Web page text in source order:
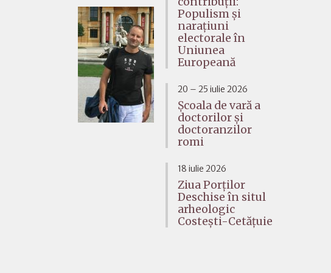
Populism și
narațiuni
electorale în
Uniunea
Europeană
20 – 25 iulie 2026
Școala de vară a
doctorilor și
doctoranzilor
romi
18 iulie 2026
Ziua Porților
Deschise în situl
arheologic
Costești-Cetățuie